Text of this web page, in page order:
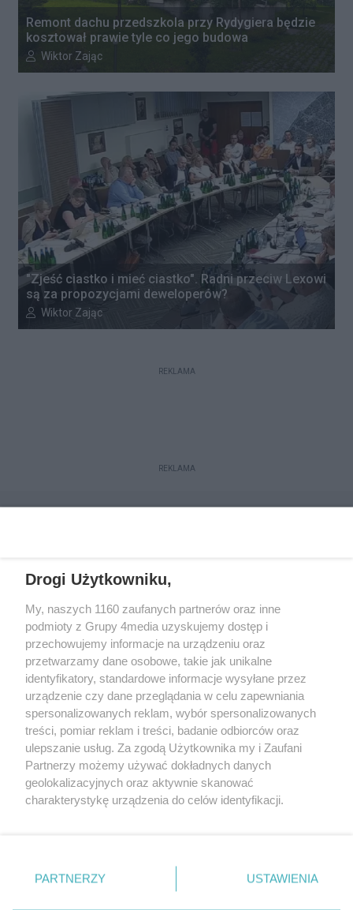
Remont dachu przedszkola przy Rydygiera będzie
kosztował prawie tyle co jego budowa
Autor artykułu:
Wiktor Zając
"Zjeść ciastko i mieć ciastko". Radni przeciw Lexowi
są za propozycjami deweloperów?
Autor artykułu:
Wiktor Zając
REKLAMA
REKLAMA
Reklama Kontakt Regulamin
Dystrybucja
Regulamin prenumeraty
Polityka Prywatności
Zapisz się do newslettera
Dołącz do grona ludzi najlepiej poinformowanych!
Zapisz się »
Drogi Użytkowniku,
My, naszych 1160 zaufanych partnerów oraz inne
podmioty z Grupy 4media uzyskujemy dostęp i
przechowujemy informacje na urządzeniu oraz
przetwarzamy dane osobowe, takie jak unikalne
identyfikatory, standardowe informacje wysyłane przez
urządzenie czy dane przeglądania w celu zapewniania
spersonalizowanych reklam, wybór spersonalizowanych
treści, pomiar reklam i treści, badanie odbiorców oraz
ulepszanie usług. Za zgodą Użytkownika my i Zaufani
Partnerzy możemy używać dokładnych danych
geolokalizacyjnych oraz aktywnie skanować
charakterystykę urządzenia do celów identyfikacji.
zmienić/wycofać klikając przycisk ustawień prywatności
znajdujący się w lewym dolnym rogu strony
. Niektóre
PARTNERZY USTAWIENIA